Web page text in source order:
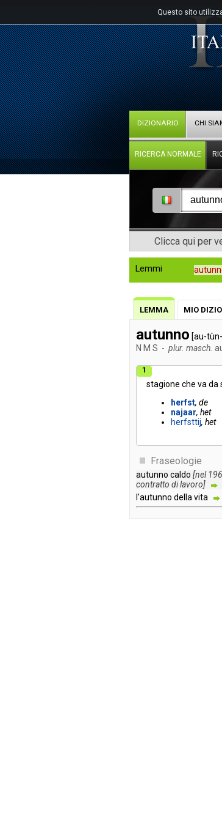
Questo sito
DIZIONARIO CHI
RICERCA NORMALE
Clicca qui per
Lemmi
LEMMA MIO
autunno [au-
N M S - plur. masch.
1
stagione che va da
herfst de
najaar het
herfsttij het
Fraseologie
autunno caldo [nel
contratto dilavoro]
l'autunno della vita